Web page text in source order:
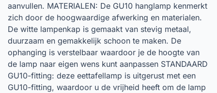
aanvullen. MATERIALEN: De GU10 hanglamp kenmerkt
zich door de hoogwaardige afwerking en materialen.
De witte lampenkap is gemaakt van stevig metaal,
duurzaam en gemakkelijk schoon te maken. De
ophanging is verstelbaar waardoor je de hoogte van
de lamp naar eigen wens kunt aanpassen STANDAARD
GU10-fitting: deze eettafellamp is uitgerust met een
GU10-fitting, waardoor u de vrijheid heeft om de lamp